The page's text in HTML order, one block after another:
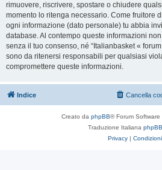
rimuovere, riscrivere, spostare o chiudere
momento lo ritenga necessario. Come fruitore
ogni informazione (dato personale) tu abbia
database. Al contempo queste informazioni
senza il tuo consenso, né “Italianbasket «
sono da ritenersi responsabili per qualsiasi
compromettere queste informazioni.
Indice Cancella
Creato da phpBB® Forum
Traduzione Italiana
Privacy | Condizioni